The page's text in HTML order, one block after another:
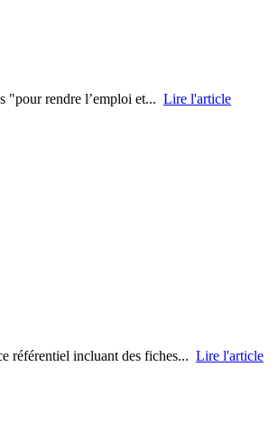
"pour rendre l’emploi et... Lire l'article
référentiel incluant des fiches... Lire l'article